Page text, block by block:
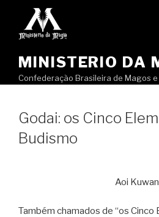
MINISTERIO DA
Confederação Brasileira de Magos
Godai: os Cinco
Budismo
Aoi Kuwan
Também chamados de “os Cinco